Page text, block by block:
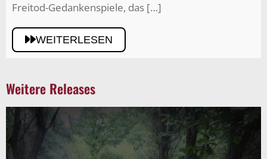
Freitod-Gedankenspiele, das […]
WEITERLESEN
Weitere Releases